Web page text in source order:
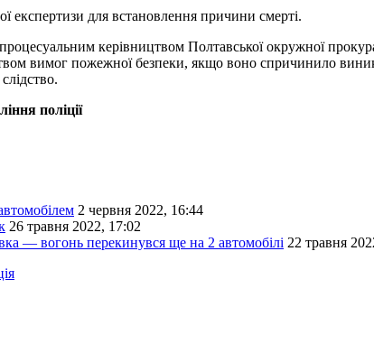
експертизи для встановлення причини смерті.
керівництвом Полтавської окружної
вимог пожежної безпеки, якщо воно спричинило
поліції
2 червня 2022, 16:44
26 травня 2022, 17:02
— вогонь перекинувся ще на 2 автомобілі 22 травня